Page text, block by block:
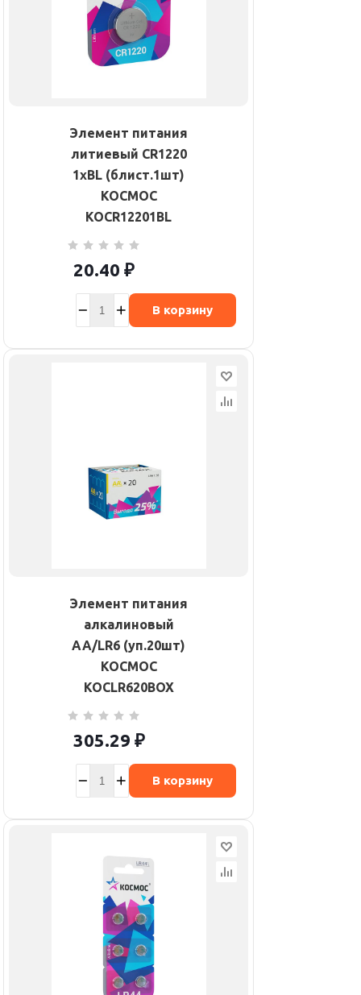
Элемент питания
литиевый CR1220
1хBL (блист.1шт)
КОСМОС
KOCR12201BL
20.40 ₽
В корзину
Элемент питания
алкалиновый
AA/LR6 (уп.20шт)
КОСМОС
KOCLR620BOX
305.29 ₽
В корзину